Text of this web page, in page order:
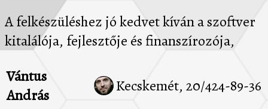
A felkészüléshez jó kedvet kíván a szoftver
kitalálója, fejlesztője és finanszírozója,
Vántus
András
Kecskemét, 20/424-89-36